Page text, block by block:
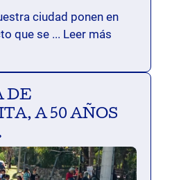
ciudad ponen en
que se ... Leer más
DE
A 50 AÑOS